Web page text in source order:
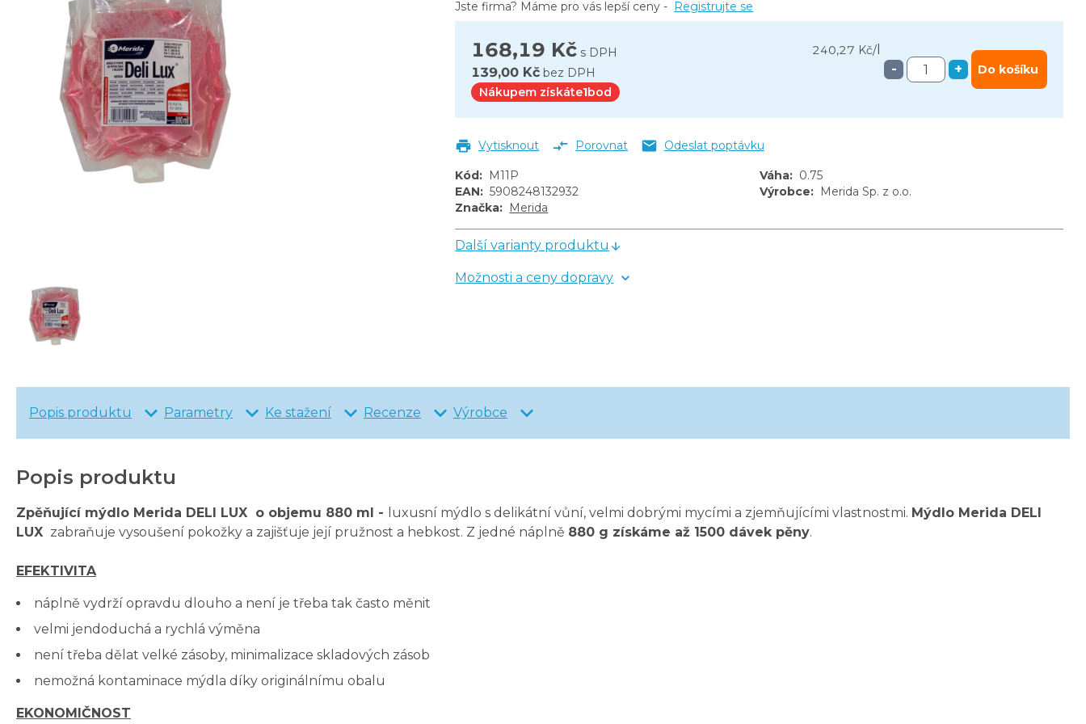
168,19 Kč s DPH 240,27 Kč/
139,00 Kč bez DPH
Nákupem získáte1bod
- + Do košíku
Jste firma? Máme pro vás lepší ceny - Registrujte se
Vytisknout Porovnat Odeslat poptávku
Kód: M11P Váha: 0.75
EAN: 5908248132932 Výrobce: Merida Sp. z o.o.
Značka: Merida
Další varianty produktu
Možnosti a ceny dopravy
Popis produktu Parametry Ke stažení Recenze Výrobce
Popis produktu
Zpěňující mýdlo Merida DELI LUX o objemu 880 ml - luxusní mýdlo s delikátní vůní, velmi dobrými mycími a zjemňujícími vlastnostmi. Mýdlo Merida DELI
LUX zabraňuje vysoušení pokožky a zajišťuje její pružnost a hebkost. Z jedné náplně 880 g získáme až 1500 dávek pěny.
EFEKTIVITA
náplně vydrží opravdu dlouho a není je třeba tak často měnit
velmi jendoduchá a rychlá výměna
není třeba dělat velké zásoby, minimalizace skladových zásob
nemožná kontaminace mýdla díky originálnímu obalu
EKONOMIČNOST